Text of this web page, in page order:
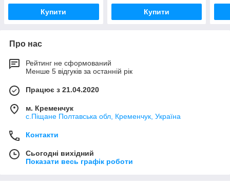
Купити Купити
Про нас
Рейтинг не сформований
Менше 5 відгуків за останній рік
Працює з 21.04.2020
м. Кременчук
с.Піщане Полтавська обл, Кременчук, Україна
Контакти
Сьогодні вихідний
Показати весь графік роботи